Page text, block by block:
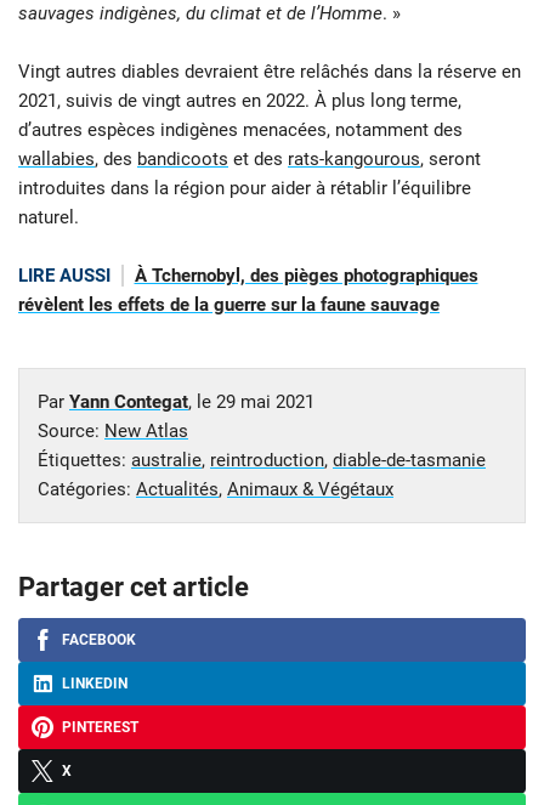
sauvages indigènes, du climat et de l’Homme. »
Vingt autres diables devraient être relâchés dans la réserve en
2021, suivis de vingt autres en 2022. À plus long terme,
d’autres espèces indigènes menacées, notamment des
wallabies, des bandicoots et des rats-kangourous, seront
introduites dans la région pour aider à rétablir l’équilibre
naturel.
LIRE AUSSI
À Tchernobyl, des pièges photographiques
révèlent les effets de la guerre sur la faune sauvage
Par Yann Contegat, le 29 mai 2021
Source: New Atlas
Étiquettes: australie, reintroduction, diable-de-tasmanie
Catégories: Actualités, Animaux & Végétaux
Partager cet article
FACEBOOK
LINKEDIN
PINTEREST
X